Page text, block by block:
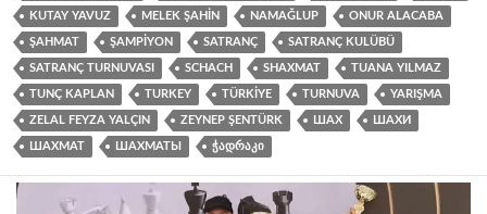
KUTAY YAVUZ MELEK ŞAHIN NAMAĞLUP ONUR ALACABA
ŞAHMAT ŞAMPIYON SATRANÇ SATRANÇ KULÜBÜ
SATRANÇ TURNUVASI SCHACH SHAXMAT TUANA YILMAZ
TUNÇ KAPLAN TURKEY TÜRKIYE TURNUVA YARIŞMA
ZELAL FEYZA YALÇIN ZEYNEP ŞENTÜRK ШАХ ШАХИ
ШАХМАТ ШАХМАТЫ ᲭᲐᲓᲠᲐᲙᲘ